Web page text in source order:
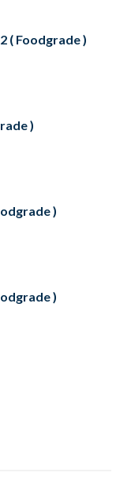
( Foodgrade )
)
)
)